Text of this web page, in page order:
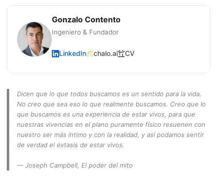
Gonzalo Contento
Ingeniero & Fundador
LinkedIn chalo.ai CV
Dicen que lo que todos buscamos es un sentido para la vida.
No creo que sea eso lo que realmente buscamos. Creo que lo
que buscamos es una experiencia de estar vivos, para que
nuestras vivencias en el plano puramente físico resuenen con
nuestro ser más íntimo y con la realidad, y así podamos sentir
de verdad el éxtasis de estar vivos.
— Joseph Campbell, El poder del mito